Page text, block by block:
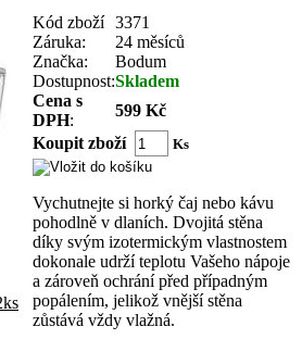
Kód zboží 3371
Záruka:
24 měsíců
Značka:
Bodum
Dostupnost:Skladem
Cena s
DPH:
599 Kč
Koupit zboží
Ks
Vychutnejte si horký čaj nebo kávu
pohodlně v dlaních. Dvojitá stěna
díky svým izotermickým vlastnostem
dokonale udrží teplotu Vašeho nápoje
a zároveň ochrání před případným
popálením, jelikož vnější stěna
zůstává vždy vlažná.